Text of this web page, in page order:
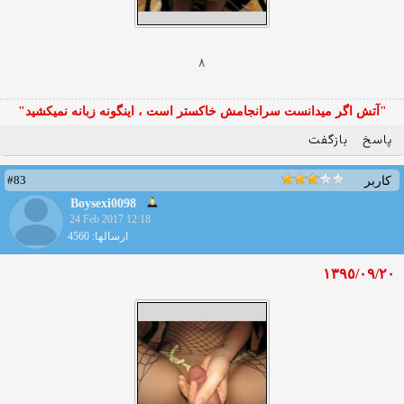
٨
"آتش اگر ميدانست سرانجامش خاكستر است ، اينگونه زبانه نميكشيد"
پاسخ بازگفت
کاربر
#83
Boysexi0098
24 Feb 2017 12:18
ارسالها: 4560
١٣٩٥/٠٩/٢٠